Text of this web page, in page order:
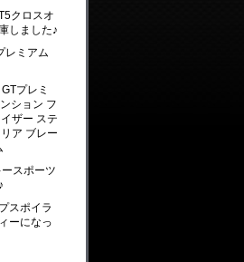
クロスオ
しました♪
レミアム
プレミ
ション フ
ザー ステ
ア ブレー
スポーツ
スポイラ
ーになっ